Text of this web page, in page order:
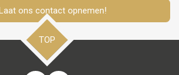
ons contact opnemen!
TOP